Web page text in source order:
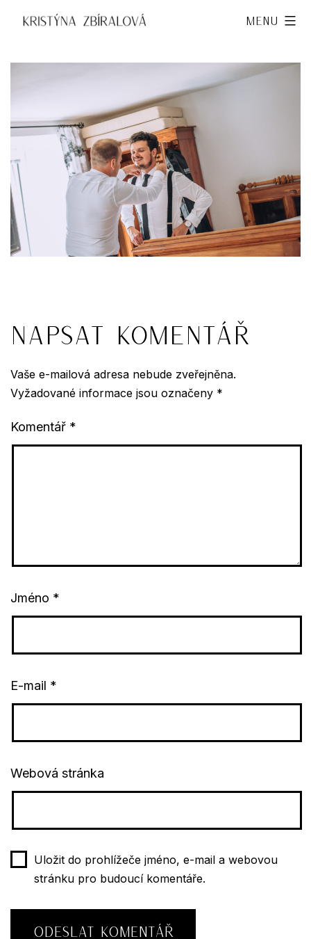
obsahu
Kristýna
Menu
Napsat komentář
Vaše e-mailová adresa nebude zveřejněna.
Vyžadované informace jsou označeny *
Komentář *
Jméno *
E-mail *
Webová stránka
Uložit do prohlížeče jméno, e-mail a webovou
stránku pro budoucí komentáře.